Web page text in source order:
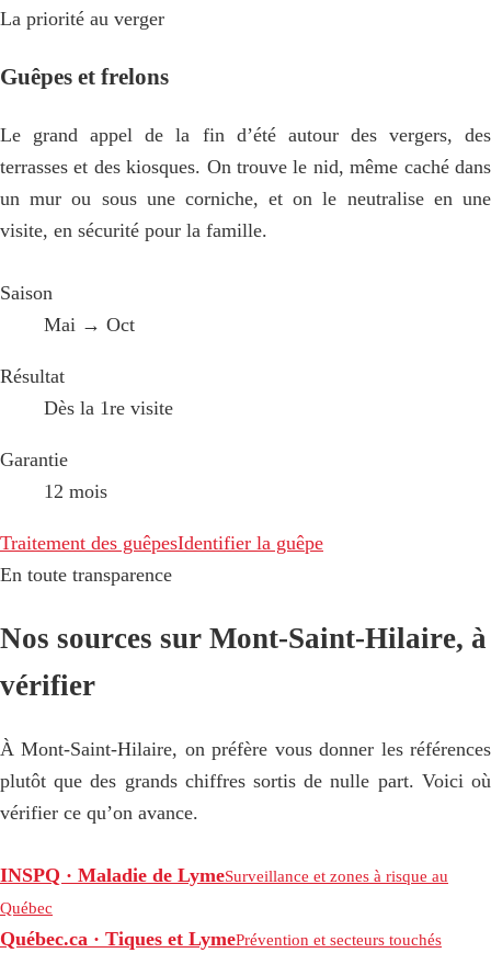
La priorité au verger
Guêpes et frelons
Le grand appel de la fin d’été autour des vergers, des
terrasses et des kiosques. On trouve le nid, même caché dans
un mur ou sous une corniche, et on le neutralise en une
visite, en sécurité pour la famille.
Saison
Mai → Oct
Résultat
Dès la 1re visite
Garantie
12 mois
Traitement des guêpesIdentifier la guêpe
En toute transparence
Nos sources sur Mont-Saint-Hilaire, à
vérifier
À Mont-Saint-Hilaire, on préfère vous donner les références
plutôt que des grands chiffres sortis de nulle part. Voici où
vérifier ce qu’on avance.
INSPQ · Maladie de LymeSurveillance et zones à risque au
Québec
Québec.ca · Tiques et LymePrévention et secteurs touchés